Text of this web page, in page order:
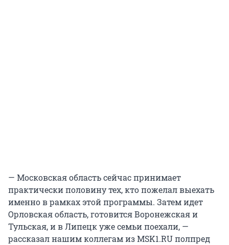
— Московская область сейчас принимает
практически половину тех, кто пожелал выехать
именно в рамках этой программы. Затем идет
Орловская область, готовится Воронежская и
Тульская, и в Липецк уже семьи поехали, —
рассказал нашим коллегам из MSK1.RU полпред